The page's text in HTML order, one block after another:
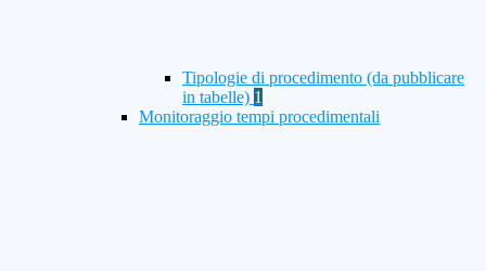
Tipologie di procedimento (da pubblicare
in tabelle) 1
Monitoraggio tempi procedimentali